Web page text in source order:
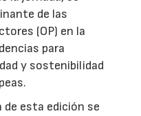
de las
(OP) en la
para
y sostenibilidad
de esta edición se